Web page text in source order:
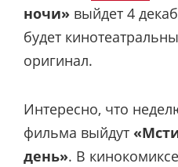
ночи» выйдет 4
будет
оригинал.
Интересно, что
фильма выйдут
день». В